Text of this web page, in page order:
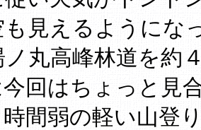
も見えるようにな
丸高峰林道を約
回はちょっと見
間弱の軽い山登